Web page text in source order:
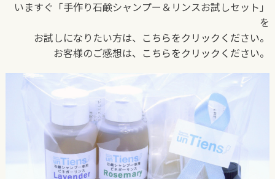
いますぐ「手作り石鹸シャンプー＆リンスお試しセット」
を
お試しになりたい方は、
こちらをクリックください。
お客様のご感想は、
こちらをクリックください。